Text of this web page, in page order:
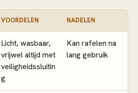
VOORDELEN NADELEN
Licht, wasbaar,
vrijwel altijd met
veiligheidssluitin
g
Kan rafelen na
lang gebruik